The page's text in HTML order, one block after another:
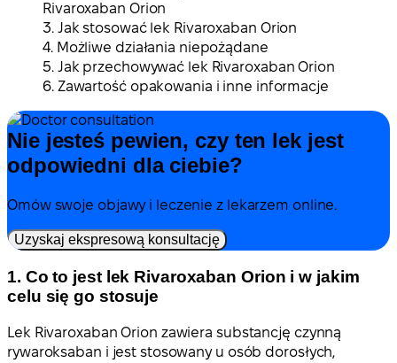
Rivaroxaban Orion
3. Jak stosować lek Rivaroxaban Orion
4. Możliwe działania niepożądane
5. Jak przechowywać lek Rivaroxaban Orion
6. Zawartość opakowania i inne informacje
Nie jesteś pewien, czy ten lek jest
odpowiedni dla ciebie?
Omów swoje objawy i leczenie z lekarzem online.
Uzyskaj ekspresową konsultację
1. Co to jest lek Rivaroxaban Orion i w jakim
celu się go stosuje
Lek Rivaroxaban Orion zawiera substancję czynną
rywaroksaban i jest stosowany u osób dorosłych,